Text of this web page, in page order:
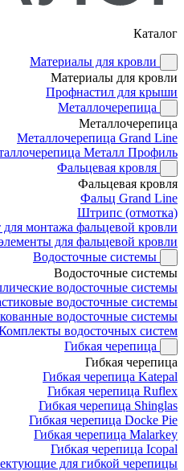
Каталог
Материалы для кровли
Материалы для кровли
Профнастил для крыши
Металлочерепица
Металлочерепица
Металлочерепица Grand Line
Металл Профиль
Фальцевая кровля
Фальцевая кровля
Фальц Grand Line
Штрипс (отмотка)
монтажа фальцевой кровли
для фальцевой кровли
Водосточные системы
Водосточные системы
водосточные системы
водосточные системы
водосточные системы
водосточных систем
Гибкая черепица
Гибкая черепица
Гибкая черепица Katepal
Гибкая черепица Ruflex
Гибкая черепица Shinglas
Гибкая черепица Docke Pie
Гибкая черепица Malarkey
Гибкая черепица Icopal
для гибкой черепицы